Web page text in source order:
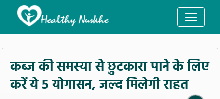
कब्ज की समस्या से छुटकारा पाने के लिए
करें ये 5 योगासन, जल्द मिलेगी राहत